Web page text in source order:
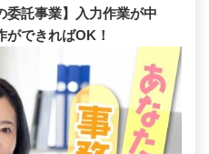
委託事業】入力作業が中
できればOK！